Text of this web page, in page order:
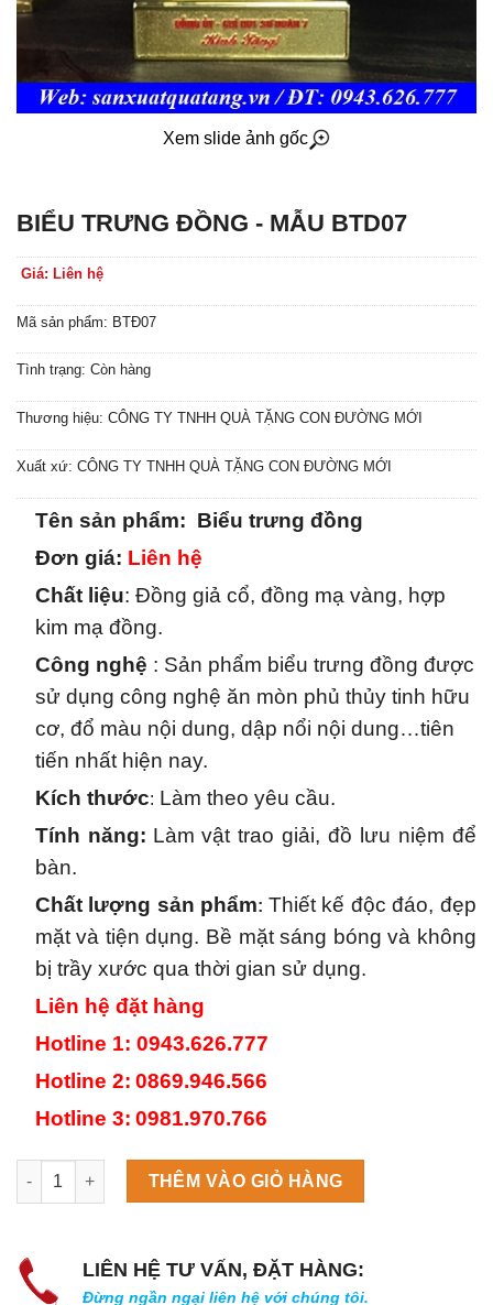
Xem slide ảnh gốc
BIỂU TRƯNG ĐỒNG - MẪU BTD07
Giá: Liên hệ
Mã sản phẩm: BTĐ07
Tình trạng: Còn hàng
Thương hiệu: CÔNG TY TNHH QUÀ TẶNG CON ĐƯỜNG MỚI
Xuất xứ: CÔNG TY TNHH QUÀ TẶNG CON ĐƯỜNG MỚI
Tên sản phẩm: Biểu trưng đồng
Đơn giá: Liên hệ
Chất liệu: Đồng giả cổ, đồng mạ vàng, hợp
kim mạ đồng.
Công nghệ : Sản phẩm biểu trưng đồng được
sử dụng công nghệ ăn mòn phủ thủy tinh hữu
cơ, đổ màu nội dung, dập nổi nội dung…tiên
tiến nhất hiện nay.
Kích thước: Làm theo yêu cầu.
Tính năng: Làm vật trao giải, đồ lưu niệm để
bàn.
Chất lượng sản phẩm: Thiết kế độc đáo, đẹp
mặt và tiện dụng. Bề mặt sáng bóng và không
bị trầy xước qua thời gian sử dụng.
Liên hệ đặt hàng
Hotline 1: 0943.626.777
Hotline 2: 0869.946.566
Hotline 3: 0981.970.766
Máy làm đá viên Scotsman NW458AS số lượng
THÊM VÀO GIỎ HÀNG
LIÊN HỆ TƯ VẤN, ĐẶT HÀNG:
Đừng ngần ngại liên hệ với chúng tôi.